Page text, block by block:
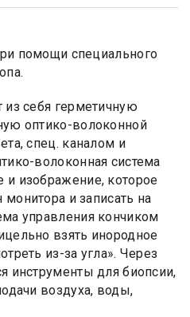
помощи специального
из себя герметичную
оптико-волоконной
спец. каналом и
волоконная система
и изображение, которое
и записать на
управления кончиком
взять инородное
из-за угла». Через
инструменты для биопсии,
воздуха, воды,